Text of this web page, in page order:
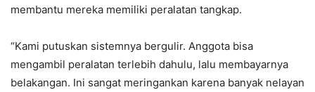
membantu mereka memiliki peralatan tangkap.
“Kami putuskan sistemnya bergulir. Anggota bisa
mengambil peralatan terlebih dahulu, lalu membayarnya
belakangan. Ini sangat meringankan karena banyak nelayan